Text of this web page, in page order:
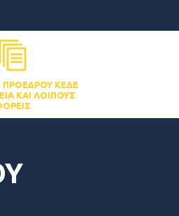
ΠΡΟΈΔΡΟΥ ΚΕΔΕ
ΚΑΙ ΛΟΙΠΟΎΣ